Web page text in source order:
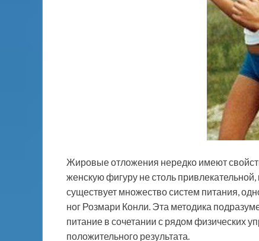
Жировые отложения нередко имеют
женскую фигуру не столь
существует множество систем питания,
ног Розмари Конли. Эта методика
питание в сочетании с рядом физических
положительного результата.